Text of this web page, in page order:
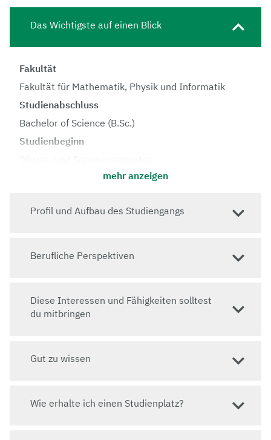
Das Wichtigste auf einen Blick
Fakultät
Fakultät für Mathematik, Physik und Informatik
Studienabschluss
Bachelor of Science (B.Sc.)
Studienbeginn
Vorlesungssprache
Zulassung
Hochschulzugang: allgemeine bzw.einschlägige
fachgebundene Hochschulreife
Website
mehr anzeigen
Profil und Aufbau des Studiengangs
Berufliche Perspektiven
Diese Interessen und Fähigkeiten solltest
du mitbringen
Gut zu wissen
Wie erhalte ich einen Studienplatz?